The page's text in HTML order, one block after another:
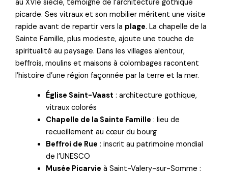
au XVIe siècle, témoigne de l’architecture gothique
picarde. Ses vitraux et son mobilier méritent une visite
rapide avant de repartir vers la plage. La chapelle de la
Sainte Famille, plus modeste, ajoute une touche de
spiritualité au paysage. Dans les villages alentour,
beffrois, moulins et maisons à colombages racontent
l’histoire d’une région façonnée par la terre et la mer.
Église Saint-Vaast : architecture gothique,
vitraux colorés
Chapelle de la Sainte Famille : lieu de
recueillement au cœur du bourg
Beffroi de Rue : inscrit au patrimoine mondial
de l’UNESCO
Musée Picarvie à Saint-Valery-sur-Somme :